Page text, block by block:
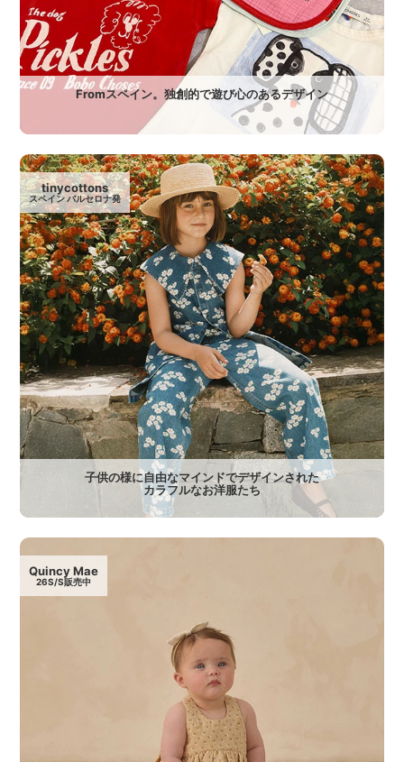
Fromスペイン。独創的で遊び心のあるデザイン
tinycottons
スペイン バルセロナ発
子供の様に自由なマインドでデザインされた
カラフルなお洋服たち
Quincy Mae
26S/S販売中